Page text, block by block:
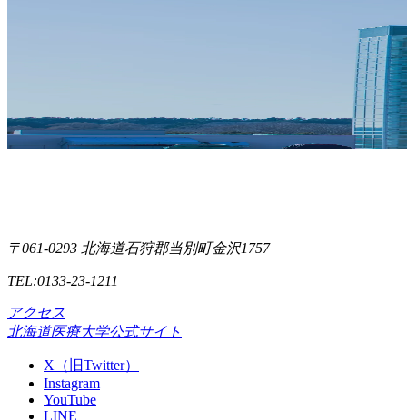
〒061-0293 北海道石狩郡当別町金沢1757
TEL:0133-23-1211
アクセス
北海道医療大学公式サイト
X（旧Twitter）
Instagram
YouTube
LINE